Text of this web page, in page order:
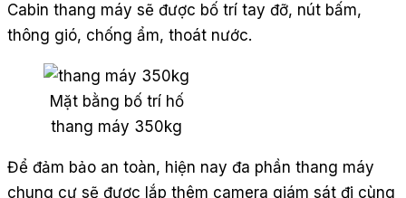
Cabin thang máy sẽ được bố trí tay đỡ, nút bấm,
thông gió, chống ẩm, thoát nước.
Mặt bằng bố trí hố
thang máy 350kg
Để đảm bảo an toàn, hiện nay đa phần thang máy
chung cư sẽ được lắp thêm camera giám sát đi cùng